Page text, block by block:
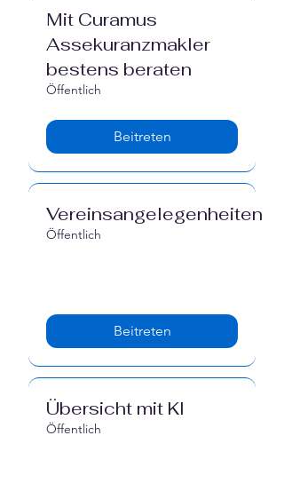
Mit Curamus
Assekuranzmakler
bestens beraten
Öffentlich
Beitreten
Vereinsangelegenheiten
Öffentlich
Beitreten
Übersicht mit KI
Öffentlich